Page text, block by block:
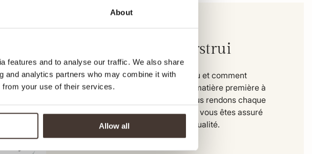
About
features and to analyse our traffic. We also share
and analytics partners who may combine it with
from your use of their services.
Allow all
Campbell Schipperstrui
Ici, vous pouvez voir exactement où et comment
votre vêtement est fabriqué. De la matière première à
la livraison dans notre entrepôt, nous rendons chaque
étape transparente. De cette façon, vous êtes assuré
d'un produit équitable et de haute qualité.